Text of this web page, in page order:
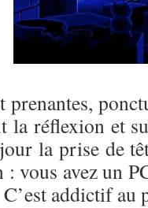
prenantes,
la réflexion et
la prise de
: vous avez un
addictif au